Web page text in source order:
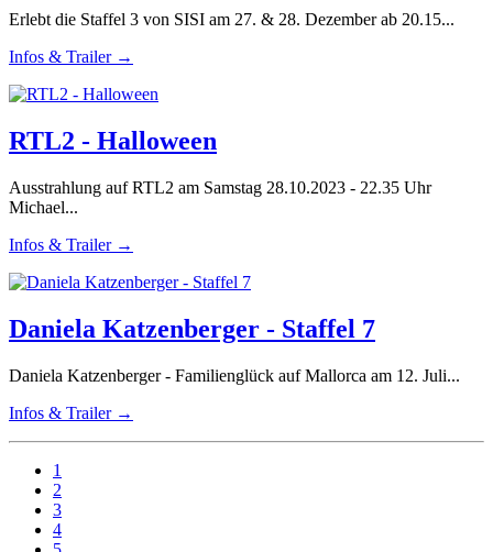
Erlebt die Staffel 3 von SISI am 27. & 28. Dezember ab 20.15...
Infos & Trailer →
RTL2 - Halloween
Ausstrahlung auf RTL2 am Samstag 28.10.2023 - 22.35 Uhr
Michael...
Infos & Trailer →
Daniela Katzenberger - Staffel 7
Daniela Katzenberger - Familienglück auf Mallorca am 12. Juli...
Infos & Trailer →
1
2
3
4